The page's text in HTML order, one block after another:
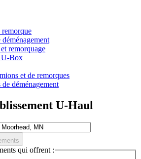
remorque
remorquage
U-Box
et de remorques
de déménagement
U-Haul
qui offrent :